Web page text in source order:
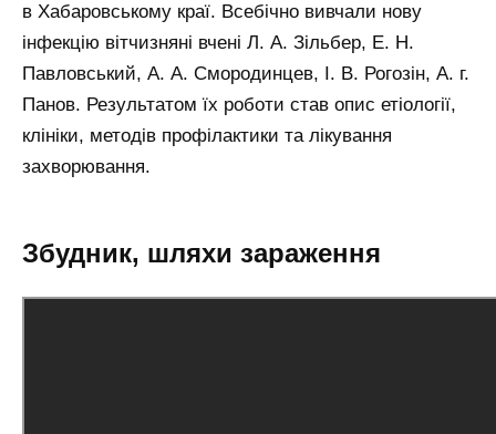
в Хабаровському краї. Всебічно вивчали нову
інфекцію вітчизняні вчені Л. А. Зільбер, Е. Н.
Павловський, А. А. Смородинцев, І. В. Рогозін, А. г.
Панов. Результатом їх роботи став опис етіології,
клініки, методів профілактики та лікування
захворювання.
Збудник, шляхи зараження